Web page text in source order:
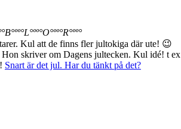
Kul att de finns fler jultokiga där ute! 😉
skriver om Dagens jultecken. Kul idé! t ex
Snart är det jul. Har du tänkt på det?